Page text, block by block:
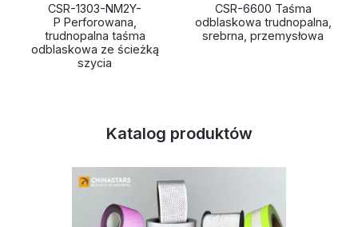
CSR-1303-NM2Y-
P Perforowana,
trudnopalna taśma
odblaskowa ze ścieżką
szycia
CSR-6600 Taśma
odblaskowa trudnopalna,
srebrna, przemysłowa
Katalog produktów